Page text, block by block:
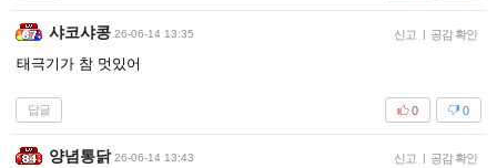
샤코샤콩 26-06-14 13:35 신고 | 공감 확인
태극기가 참 멋있어
답글 0
0
양념통닭 26-06-14 13:43 신고 | 공감 확인